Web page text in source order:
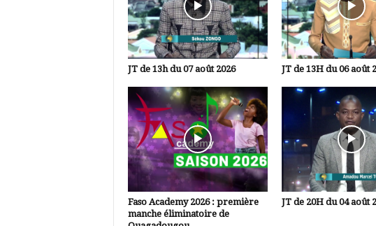
JT de 13h du 07 août 2026 JT de 13H du 06 août
Faso Academy 2026 : première
manche éliminatoire de
JT de 20H du 04 août